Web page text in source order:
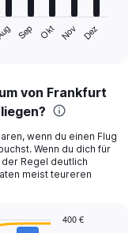
Sep Okt Nov Dez
von Frankfurt
wenn du einen Flug
Wenn du dich für
Regel deutlich
meist teureren
400 €